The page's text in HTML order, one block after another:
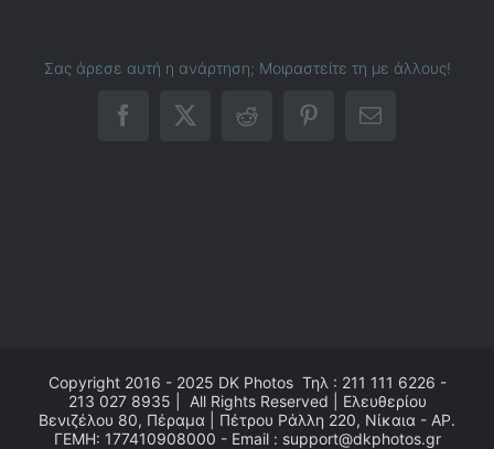
Σας άρεσε αυτή η ανάρτηση; Μοιραστείτε τη με άλλους!
Facebook
X RedditPinterestEmail
Copyright 2016 - 2025 DK PhotosΤηλ : 211 111 6226 -
213 027 8935 | All Rights Reserved | Ελευθερίου
Βενιζέλου 80, Πέραμα | Πέτρου Ράλλη 220, Νίκαια - ΑΡ.
ΓΕΜΗ: 177410908000 - Email : support@dkphotos.gr